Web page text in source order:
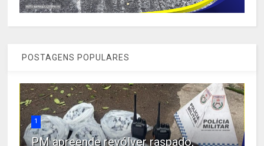
POSTAGENS POPULARES
1
PM apreende revólver raspado,